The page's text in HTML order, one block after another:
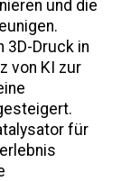
und die
3D-Druck in
von KI zur
für